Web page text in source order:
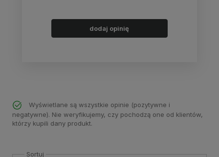
dodaj opinię
Wyświetlane są wszystkie opinie (pozytywne i
negatywne). Nie weryfikujemy, czy pochodzą one od klientów,
którzy kupili dany produkt.
Sortuj